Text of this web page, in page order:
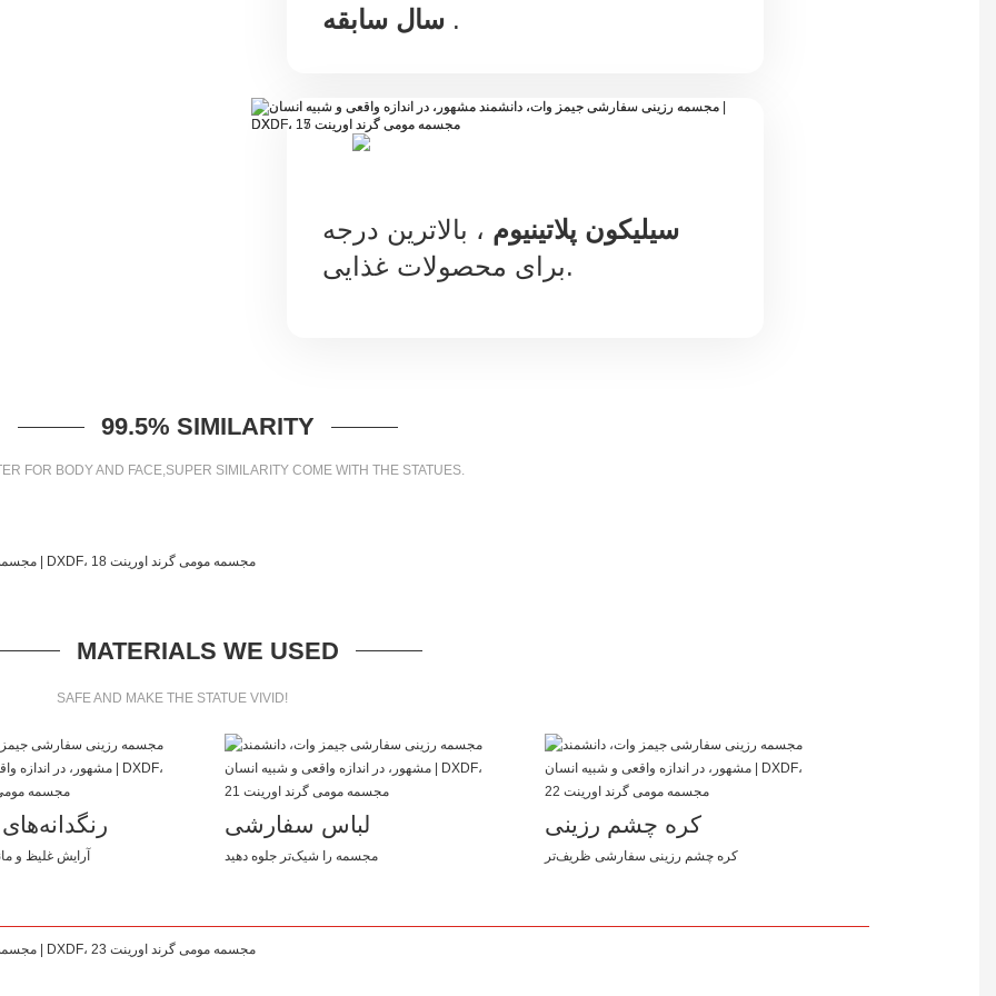
سال سابقه.
سیلیکون پلاتینیوم ، بالاترین درجه
برای محصولات غذایی.
99.5% SIMILARITY
FOR BODY AND FACE,SUPER SIMILARITY COME WITH THE STATUES.
MATERIALS WE USED
SAFE AND MAKE THE STATUE VIVID!
آرایش غلیظ و
لباس سفارشی
مجسمه را شیک‌تر جلوه دهید
کره چشم رزینی
کره چشم رزینی سفارشی ظریف‌تر